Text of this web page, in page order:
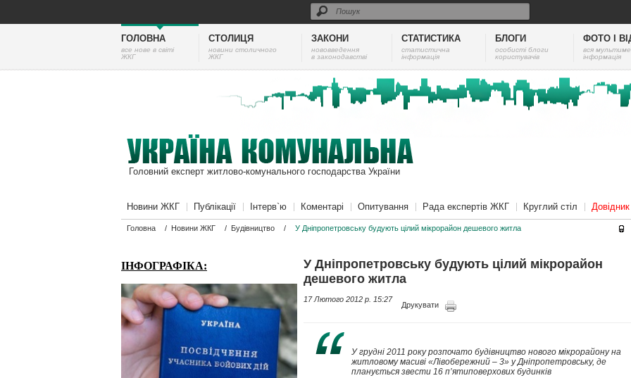
ГОЛОВНА
все нове в світі
ЖКГ
СТОЛИЦЯ
новини столичного
ЖКГ
ЗАКОНИ
нововведення
в законодавстві
СТАТИСТИКА
cтатистична
інформація
БЛОГИ
особисті блоги
користувачів
ФОТО І
вся
інформація
Головний експерт житлово-комунального господарства України
Новини ЖКГ Публікації Інтерв`ю Коментарі Опитування Рада експертів ЖКГ Круглий стіл
Головна / Новини ЖКГ / Будівництво / У Дніпропетровську будують цілий мікрорайон дешевого житла
ІНФОГРАФІКА:
У Дніпропетровську будують цілий мікрорайон
дешевого житла
17 Лютого 2012 p. 15:27
Друкувати
У грудні 2011 року розпочато будівництво нового мікрорайону на
житловому масиві «Лівобережний – 3» у Дніпропетровську, де
планується звести 16 п’ятиповерхових будинків